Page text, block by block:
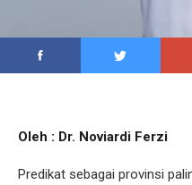
Oleh : Dr. Noviardi Ferzi
Predikat sebagai provinsi